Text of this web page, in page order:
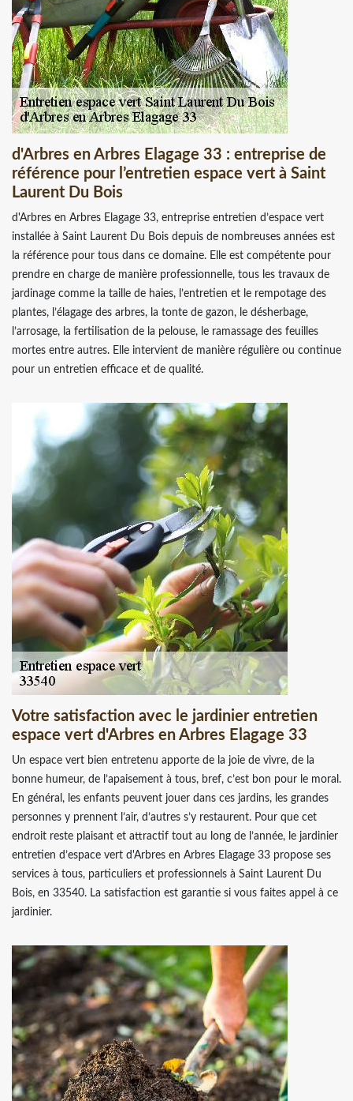
d'Arbres en Arbres Elagage 33 : entreprise de
référence pour l’entretien espace vert à Saint
Laurent Du Bois
d'Arbres en Arbres Elagage 33, entreprise entretien d’espace vert
installée à Saint Laurent Du Bois depuis de nombreuses années est
la référence pour tous dans ce domaine. Elle est compétente pour
prendre en charge de manière professionnelle, tous les travaux de
jardinage comme la taille de haies, l’entretien et le rempotage des
plantes, l’élagage des arbres, la tonte de gazon, le désherbage,
l’arrosage, la fertilisation de la pelouse, le ramassage des feuilles
mortes entre autres. Elle intervient de manière régulière ou continue
pour un entretien efficace et de qualité.
Votre satisfaction avec le jardinier entretien
espace vert d'Arbres en Arbres Elagage 33
Un espace vert bien entretenu apporte de la joie de vivre, de la
bonne humeur, de l’apaisement à tous, bref, c’est bon pour le moral.
En général, les enfants peuvent jouer dans ces jardins, les grandes
personnes y prennent l’air, d’autres s’y restaurent. Pour que cet
endroit reste plaisant et attractif tout au long de l’année, le jardinier
entretien d’espace vert d'Arbres en Arbres Elagage 33 propose ses
services à tous, particuliers et professionnels à Saint Laurent Du
Bois, en 33540. La satisfaction est garantie si vous faites appel à ce
jardinier.